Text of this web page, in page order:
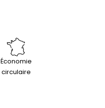
Économie
circulaire